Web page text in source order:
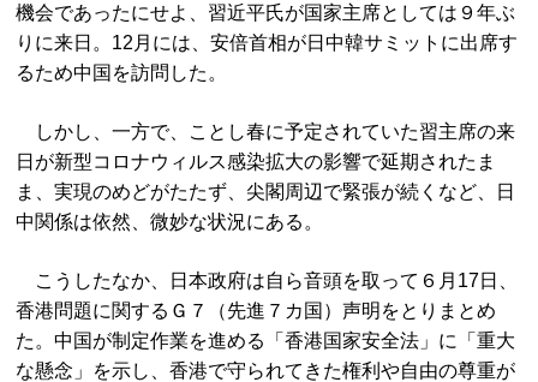
機会であったにせよ、習近平氏が国家主席としては９年ぶ
りに来日。12月には、安倍首相が日中韓サミットに出席す
るため中国を訪問した。
しかし、一方で、ことし春に予定されていた習主席の来
日が新型コロナウィルス感染拡大の影響で延期されたま
ま、実現のめどがたたず、尖閣周辺で緊張が続くなど、日
中関係は依然、微妙な状況にある。
こうしたなか、日本政府は自ら音頭を取って６月17日、
香港問題に関するＧ７（先進７カ国）声明をとりまとめ
た。中国が制定作業を進める「香港国家安全法」に「重大
な懸念」を示し、香港で守られてきた権利や自由の尊重が